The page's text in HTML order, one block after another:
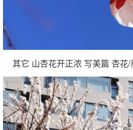
其它 山杏花开正浓 写美篇 杏花